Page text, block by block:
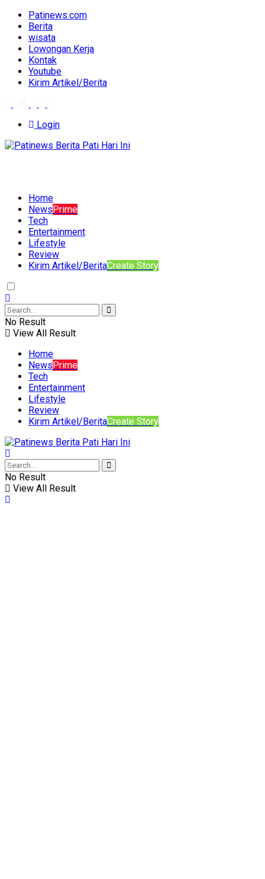
Patinews.com
Berita
wisata
Lowongan Kerja
Kontak
Youtube
Kirim Artikel/Berita
Login
Home
NewsPrime
Tech
Entertainment
Lifestyle
Review
Kirim Artikel/BeritaCreate Story
No Result
View All Result
Home
NewsPrime
Tech
Entertainment
Lifestyle
Review
Kirim Artikel/BeritaCreate Story
No Result
View All Result